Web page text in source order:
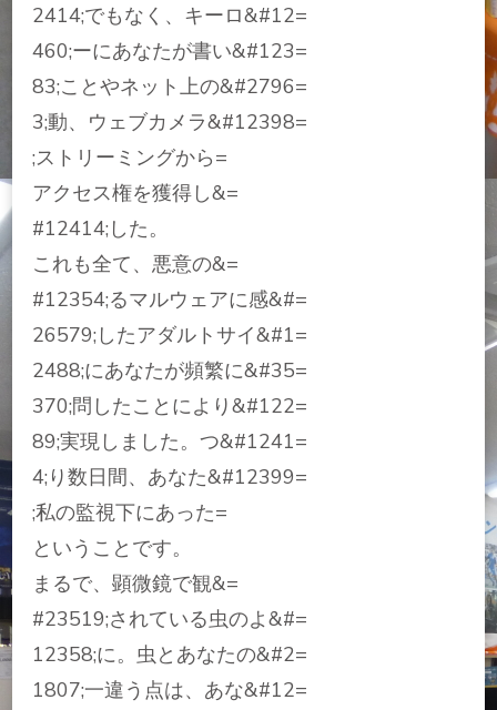
2414;でもなく、キーロ&#12=
460;ーにあなたが書い&#123=
83;ことやネット上の&#2796=
3;動、ウェブカメラ&#12398=
;ストリーミングから=
アクセス権を獲得し&=
#12414;した。
これも全て、悪意の&=
#12354;るマルウェアに感&#=
26579;したアダルトサイ&#1=
2488;にあなたが頻繁に&#35=
370;問したことにより&#122=
89;実現しました。つ&#1241=
4;り数日間、あなた&#12399=
;私の監視下にあった=
ということです。
まるで、顕微鏡で観&=
#23519;されている虫のよ&#=
12358;に。虫とあなたの&#2=
1807;一違う点は、あな&#12=